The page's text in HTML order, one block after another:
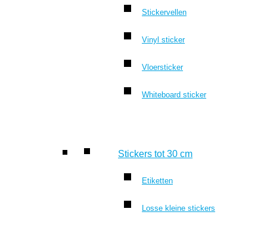
Stickervellen
Vinyl sticker
Vloersticker
Whiteboard sticker
Stickers tot 30 cm
Etiketten
Losse kleine stickers